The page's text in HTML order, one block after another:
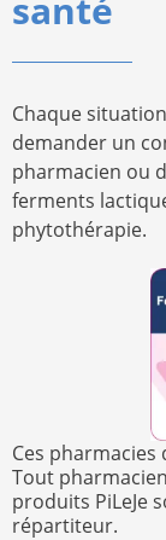
santé
Chaque
demander un
pharmacien ou
ferments
phytothérapie.
Ces
Tout
produits PiLeJe
répartiteur.